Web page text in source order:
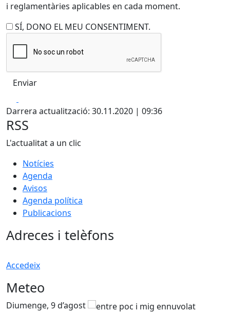
i reglamentàries aplicables en cada moment.
SÍ, DONO EL MEU CONSENTIMENT.
Darrera actualització: 30.11.2020 | 09:36
RSS
L'actualitat a un clic
Notícies
Agenda
Avisos
Agenda política
Publicacions
Adreces i telèfons
Accedeix
Meteo
Diumenge, 9 d’agost